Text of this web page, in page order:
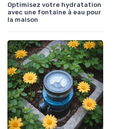
Optimisez votre hydratation
avec une fontaine à eau pour
la maison